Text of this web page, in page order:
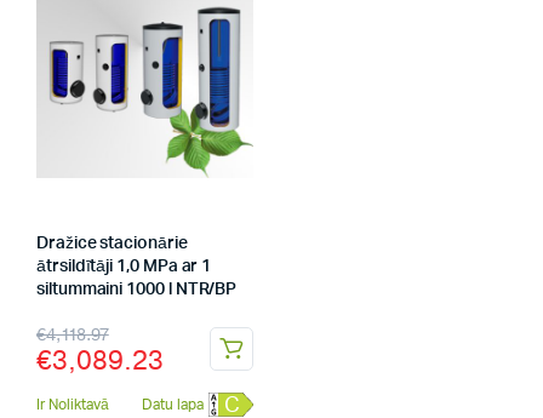
Dražice stacionārie
ātrsildītāji 1,0 MPa ar 1
siltummaini 1000 l NTR/BP
€4,118.97
€3,089.23
Ir Noliktavā Datu lapa C